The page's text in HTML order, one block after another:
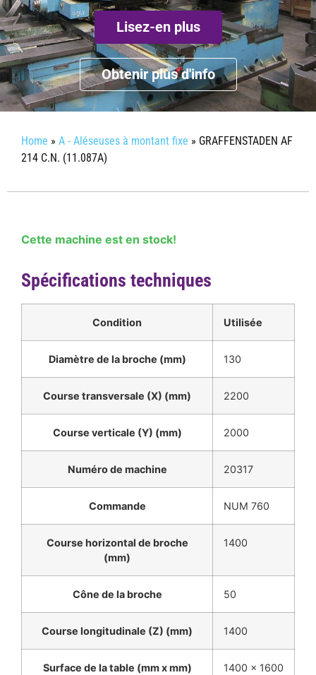
Lisez-en plus
Obtenir plus d'info
Home » A - Aléseuses à montant fixe » GRAFFENSTADEN AF
214 C.N. (11.087A)
Cette machine est en stock!
Spécifications techniques
Condition Utilisée
Diamètre de la broche (mm) 130
Course transversale (X) (mm) 2200
Course verticale (Y) (mm) 2000
Numéro de machine 20317
Commande NUM 760
Course horizontal de broche
(mm)
1400
Cône de la broche 50
Course longitudinale (Z) (mm) 1400
Surface de la table (mm x mm) 1400 x 1600